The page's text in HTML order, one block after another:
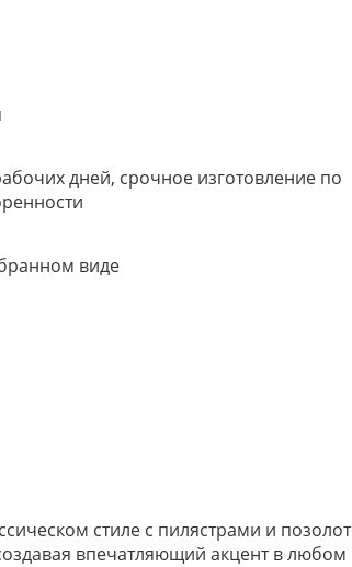
дней, срочное изготовление по
виде
стиле с пилястрами и
впечатляющий акцент в